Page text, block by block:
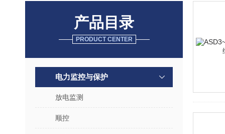
产品目录
PRODUCT CENTER
电力监控与保护
放电监测
顺控